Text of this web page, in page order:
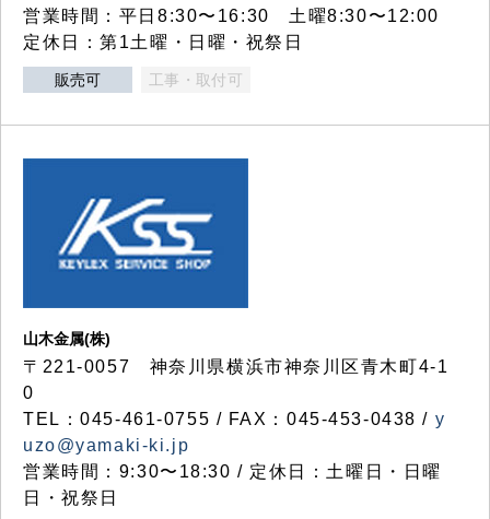
営業時間：平日8:30〜16:30 土曜8:30〜12:00
定休日：第1土曜・日曜・祝祭日
販売可 工事・取付可
山木金属(株)
〒221-0057 神奈川県横浜市神奈川区青木町4-1
0
TEL：045-461-0755 / FAX：045-453-0438 / y
uzo@yamaki-ki.jp
営業時間：9:30〜18:30 / 定休日：土曜日・日曜
日・祝祭日